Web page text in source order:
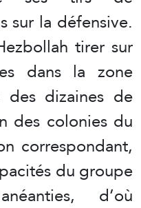
sur la défensive.
tirer sur
dans la zone
dizaines de
des colonies du
correspondant,
du groupe
d’où